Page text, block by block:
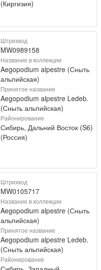
(Киргизия)
Штрихкод
MW0989158
Название в коллекции
Aegopodium alpestre (Сныть
альпийская)
Принятое название
Aegopodium alpestre Ledeb.
(Сныть альпийская)
Районирование
Сибирь, Дальний Восток (S6)
(Россия)
Штрихкод
MW0105717
Название в коллекции
Aegopodium alpestre (Сныть
альпийская)
Принятое название
Aegopodium alpestre Ledeb.
(Сныть альпийская)
Районирование